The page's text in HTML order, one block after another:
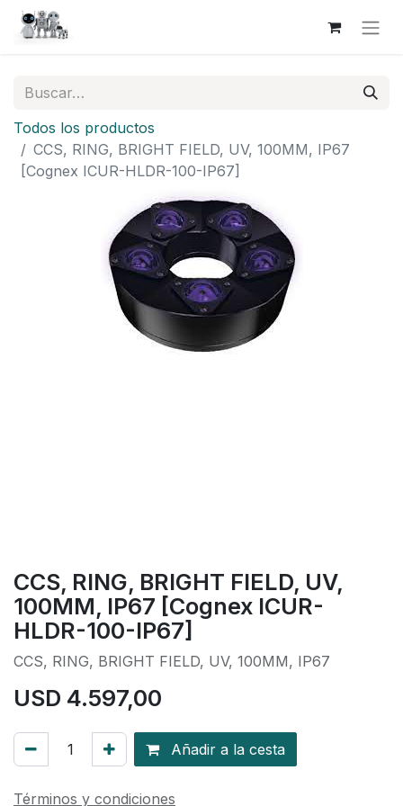
Todos los productos
CCS, RING, BRIGHT FIELD, UV, 100MM, IP67
[Cognex ICUR-HLDR-100-IP67]
CCS, RING, BRIGHT FIELD, UV,
100MM, IP67 [Cognex ICUR-
HLDR-100-IP67]
CCS, RING, BRIGHT FIELD, UV, 100MM, IP67
USD 4.597,00
Añadir a la cesta
Términos y condiciones